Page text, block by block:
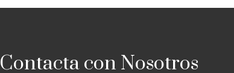
Contacta con Nosotros